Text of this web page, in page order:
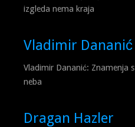
izgleda nema kraja
Vladimir Dananić
Vladimir Dananić: Znamenja s
neba
Dragan Hazler